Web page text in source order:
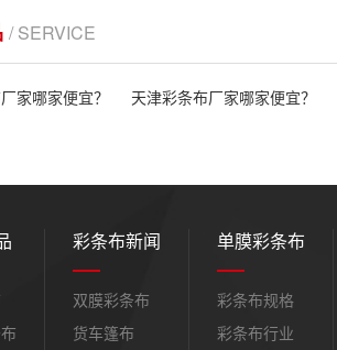
/ SERVICE
家哪家便宜？ 天津彩条布厂家哪家便宜？
彩条布新闻
双膜彩条布
货车篷布
单膜彩条布
彩条布规格
彩条布行业